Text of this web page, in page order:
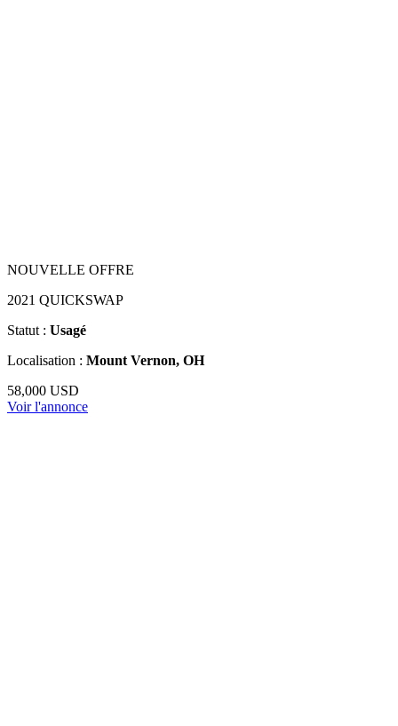
NOUVELLE OFFRE
2021 QUICKSWAP
Statut : Usagé
Localisation : Mount Vernon, OH
58,000 USD
Voir l'annonce